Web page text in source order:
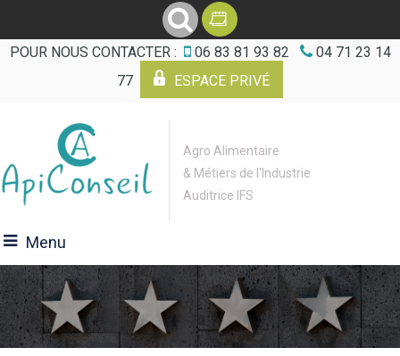
POUR NOUS CONTACTER : 06 83 81 93 82
04 71 23 14
77
ESPACE PRIVÉ
Agro Alimentaire
& Métiers de l'Industrie
Auditrice IFS
Menu